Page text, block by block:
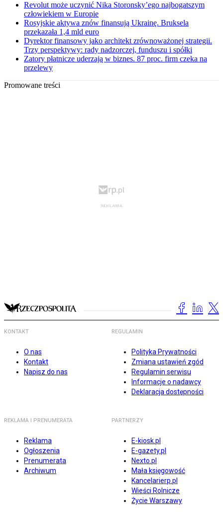
Revolut może uczynić Nika Storonsky’ego najbogatszym
człowiekiem w Europie
Rosyjskie aktywa znów finansują Ukrainę. Bruksela
przekazała 1,4 mld euro
Dyrektor finansowy jako architekt zrównoważonej strategii.
Trzy perspektywy: rady nadzorczej, funduszu i spółki
Zatory płatnicze uderzają w biznes. 87 proc. firm czeka na
przelewy
Promowane treści
KONTAKT
O nas
Kontakt
Napisz do nas
REGULAMIN
Polityka Prywatności
Zmiana ustawień zgód
Regulamin serwisu
Informacje o nadawcy
Deklaracja dostępności
REKLAMA I PRENUMERATA
Reklama
Ogłoszenia
Prenumerata
Archiwum
PARTNERZY
E-kiosk.pl
E-gazety.pl
Nexto.pl
Mała księgowość
Kancelarierp.pl
Wieści Rolnicze
Życie Warszawy